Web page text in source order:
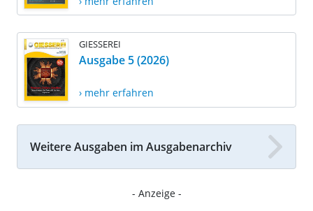
GIESSEREI
Ausgabe 5 (2026)
› mehr erfahren
Weitere Ausgaben im Ausgabenarchiv
- Anzeige -